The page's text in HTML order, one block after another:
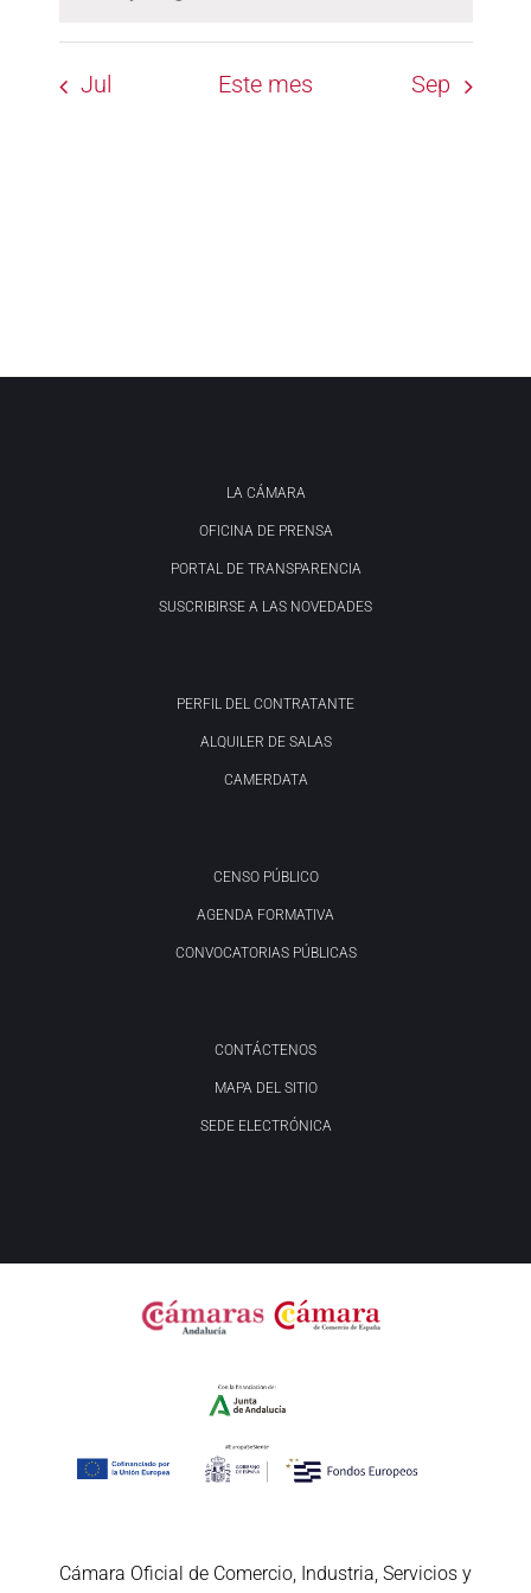
Jul Este mes Sep
LA CÁMARA
OFICINA DE PRENSA
PORTAL DE TRANSPARENCIA
SUSCRIBIRSE A LAS NOVEDADES
PERFIL DEL CONTRATANTE
ALQUILER DE SALAS
CAMERDATA
CENSO PÚBLICO
AGENDA FORMATIVA
CONVOCATORIAS PÚBLICAS
CONTÁCTENOS
MAPA DEL SITIO
SEDE ELECTRÓNICA
Cámara Oficial de Comercio, Industria, Servicios y